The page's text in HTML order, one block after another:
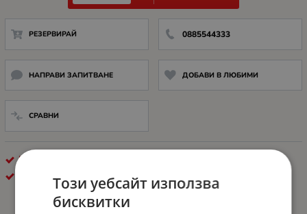
РЕЗЕРВИРАЙ 0885544333
НАПРАВИ ЗАПИТВАНЕ ДОБАВИ В ЛЮБИМИ
СРАВНИ
КОНЕКТОРИ
LANBERGТози уебсайт използва
бисквитки